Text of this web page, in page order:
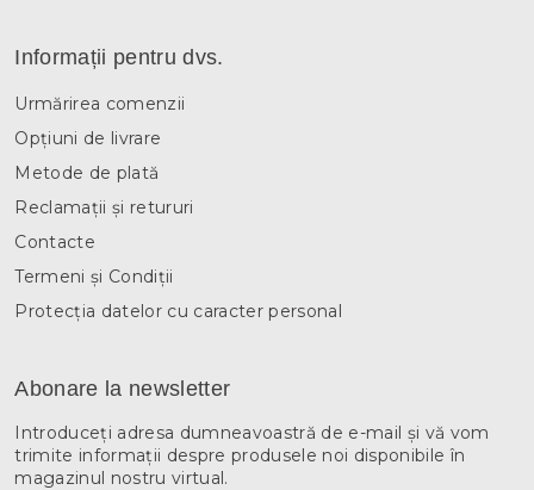
Informații pentru dvs.
Urmărirea comenzii
Opțiuni de livrare
Metode de plată
Reclamații și retururi
Contacte
Termeni și Condiții
Protecția datelor cu caracter personal
Abonare la newsletter
Introduceţi adresa dumneavoastră de e-mail şi vă vom
trimite informaţii despre produsele noi disponibile în
magazinul nostru virtual.